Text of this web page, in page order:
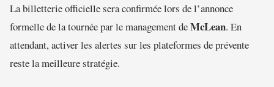
La billetterie officielle sera confirmée lors de l’annonce
formelle de la tournée par le management deMcLean. En
attendant, activer les alertes sur les plateformes de prévente
reste la meilleure stratégie.